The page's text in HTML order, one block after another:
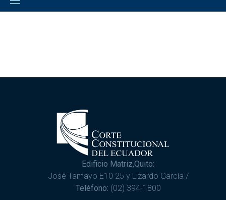
Edificio Matriz,Quito:
José Tamayo E10 25 y Lizardo García /
Teléfono: (02) 394-1800